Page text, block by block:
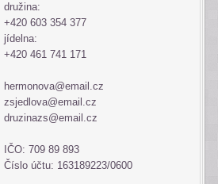
družina:
+420 603 354 377
jídelna:
+420 461 741 171
hermonova@email.cz
zsjedlova@email.cz
druzinazs@email.cz
IČO: 709 89 893
Číslo účtu: 163189223/0600